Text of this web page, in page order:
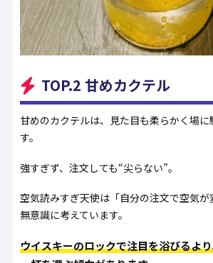
TOP.2 甘めカクテル
甘めのカクテルは、見た目も柔らかく場
す。
強すぎず、注文しても“尖らない”。
空気読みすぎ天使は「自分の注文で空気
無意識に考えています。
ウイスキーのロックで注目を浴びるよ